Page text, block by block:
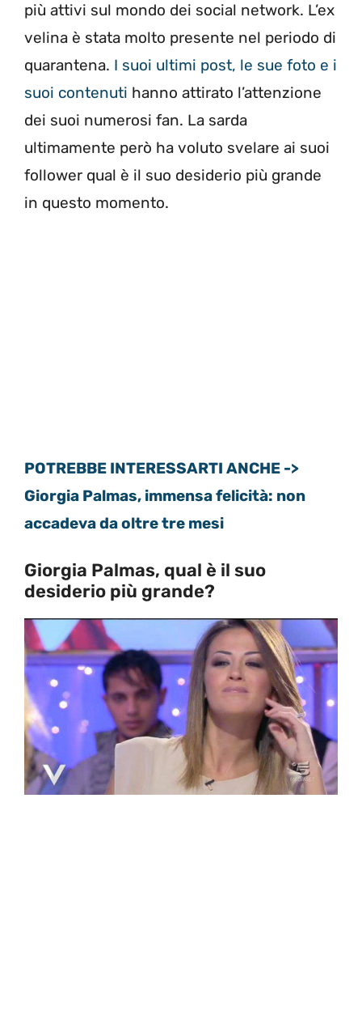
più attivi sul mondo dei social network. L’ex
velina è stata molto presente nel periodo di
quarantena. I suoi ultimi post, le sue foto e i
suoi contenuti hanno attirato l’attenzione
dei suoi numerosi fan. La sarda
ultimamente però ha voluto svelare ai suoi
follower qual è il suo desiderio più grande
in questo momento.
POTREBBE INTERESSARTI ANCHE ->
Giorgia Palmas, immensa felicità: non
accadeva da oltre tre mesi
Giorgia Palmas, qual è il suo
desiderio più grande?